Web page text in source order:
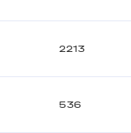
2213
536